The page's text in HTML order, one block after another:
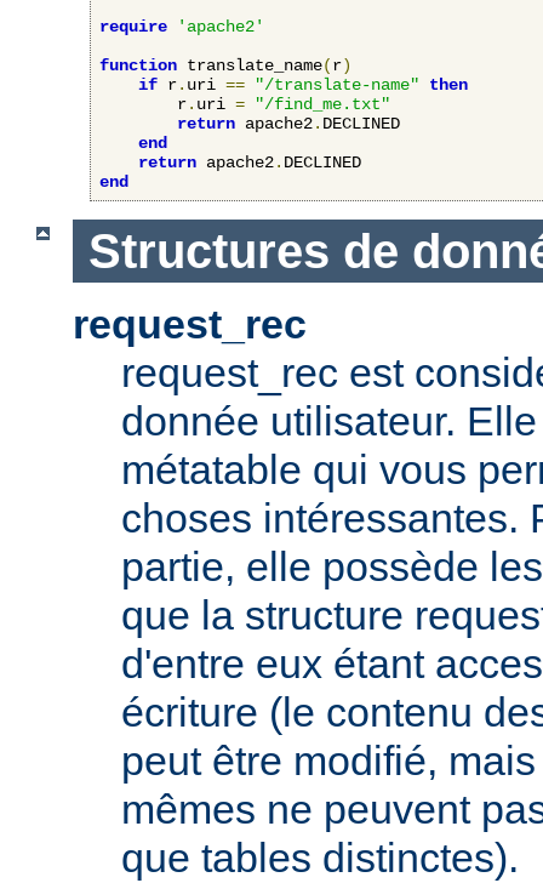
require
'apache2'
function translate_name(r)
if r. uri == "/translate-name"
then
        r
. uri =
"/find_me.txt"
return apache2. DECLINED
end
return apache2.
end
Structures de
request_rec
request_rec est
donnée utilisateur.
métatable qui vous
choses intéressantes.
partie, elle possède
que la structure
d'entre eux étant
écriture (le contenu
peut être modifié,
mêmes ne peuvent
que tables distinctes).